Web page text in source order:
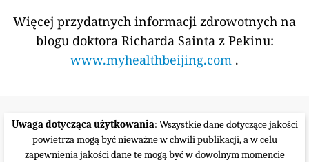
Więcej przydatnych informacji zdrowotnych na
blogu doktora Richarda Sainta z Pekinu:
www.myhealthbeijing.com .
Uwaga dotycząca użytkowania: Wszystkie dane dotyczące jakości
powietrza mogą być nieważne w chwili publikacji, a w celu
zapewnienia jakości dane te mogą być w dowolnym momencie